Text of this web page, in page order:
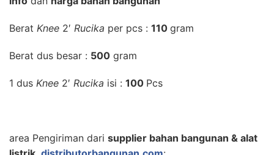
Berat Knee 2′ Rucika per pcs : 110 gram
Berat dus besar : 500 gram
1 dus Knee 2′ Rucika isi : 100 Pcs
area Pengiriman dari supplier bahan bangunan & alat